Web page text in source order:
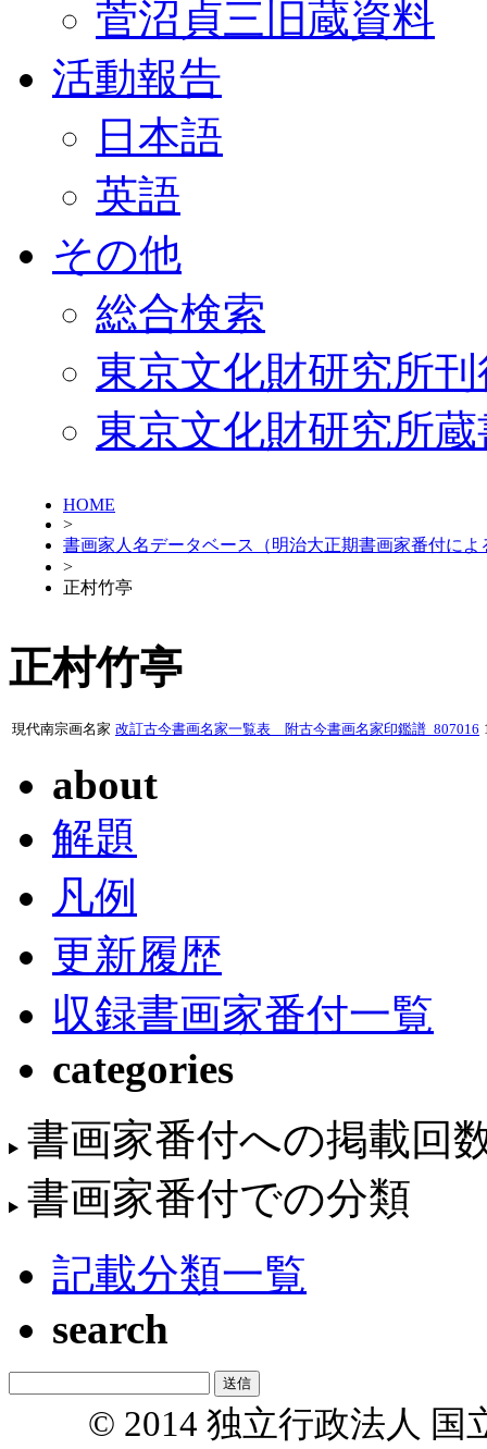
菅沼貞三旧蔵資料
活動報告
日本語
英語
その他
総合検索
東京文化財研究所
東京文化財研究所
HOME
>
書画家人名データベース（明治大正期書画家番付によ
>
正村竹亭
正村竹亭
現代南宗画名家 改訂古今書画名家一覧表 附古今書画名家印鑑譜_807016
about
解題
凡例
更新履歴
収録書画家番付一覧
categories
書画家番付への掲載回
書画家番付での分類
記載分類一覧
search
© 2014 独立行政法人 国